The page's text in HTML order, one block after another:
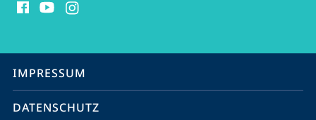
Media
Service-
Navigation
IMPRESSUM
DATENSCHUTZ